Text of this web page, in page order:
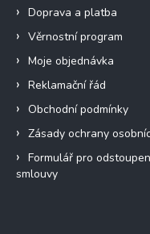
Doprava a platba
Věrnostní program
Moje objednávka
Reklamační řád
Obchodní podmínky
Zásady ochrany
Formulář pro
smlouvy